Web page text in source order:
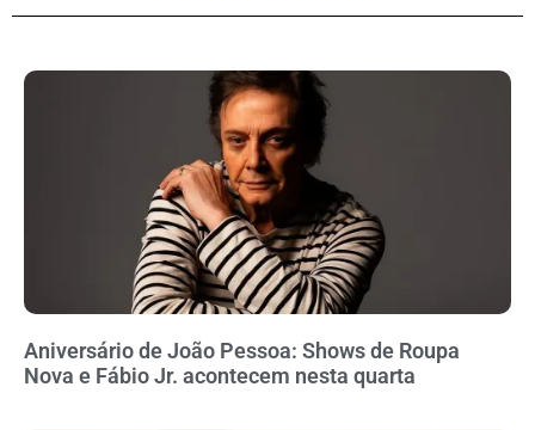
Aniversário de João Pessoa: Shows de Roupa
Nova e Fábio Jr. acontecem nesta quarta